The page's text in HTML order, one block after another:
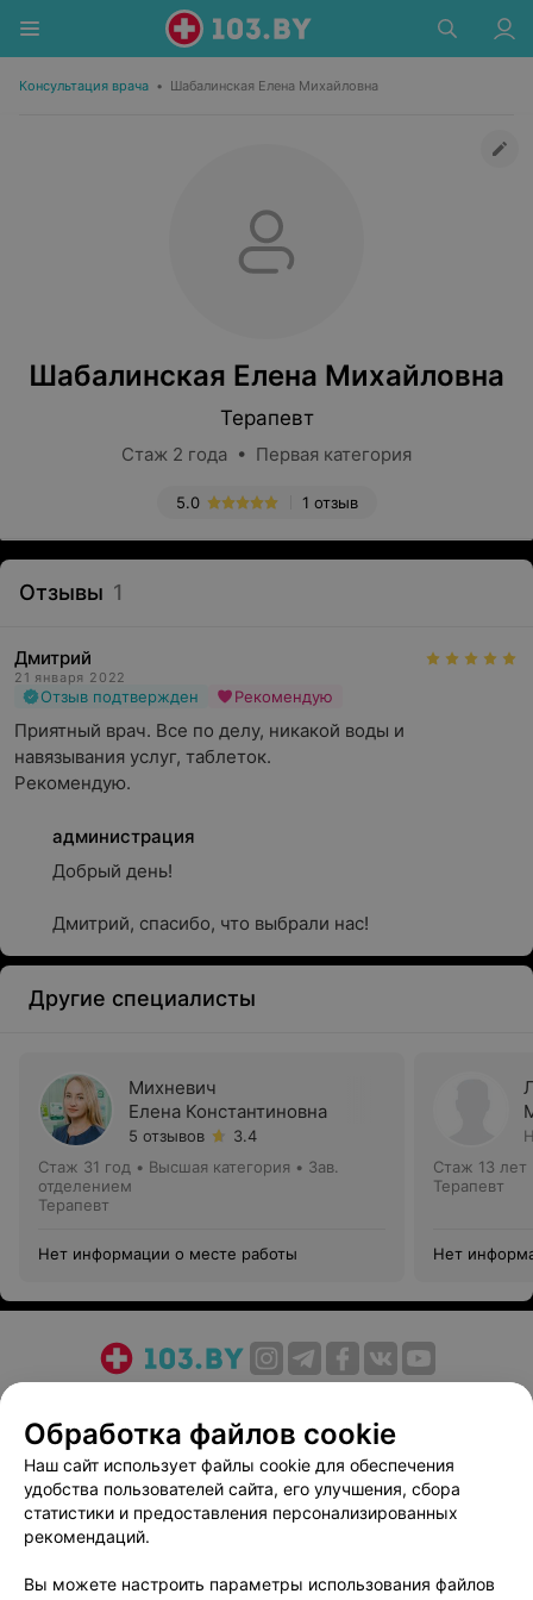
Консультация врача • Шабалинская Елена Михайловна
Шабалинская Елена Михайловна
Терапевт
Стаж 2 года • Первая категория
1 отзыв
5.0
Отзывы 1
Дмитрий
21 января 2022
Отзыв подтвержден Рекомендую
Приятный врач. Все по делу, никакой воды и
навязывания услуг, таблеток.
Рекомендую.
администрация
Добрый день!
Дмитрий, спасибо, что выбрали нас!
Другие специалисты
Михневич
Елена Константиновна
5 отзывов
3.4
Стаж 31 год • Высшая категория • Зав.
отделением
Терапевт
Нет информации о месте работы
Стаж 13 лет
Терапевт
Нет
Медицинский маркетинг
Публичный договор
Пользовательское соглашение
Способы оплаты
Вакансии
Партнеры
Написать руководителю 103.by
Персональные настройки cookie
Обработка файлов cookie
Наш сайт использует файлы cookie для обеспечения
удобства пользователей сайта, его улучшения, сбора
статистики и предоставления персонализированных
рекомендаций.
Вы можете настроить параметры использования файлов